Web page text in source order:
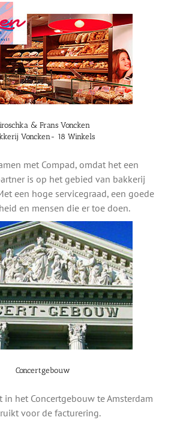
& Frans Voncken
Voncken- 18 Winkels
met Compad, omdat het een
is op het gebied van bakkerij
een hoge servicegraad, een goede
en mensen die er toe doen.
Concertgebouw
het Concertgebouw te Amsterdam
voor de facturering.